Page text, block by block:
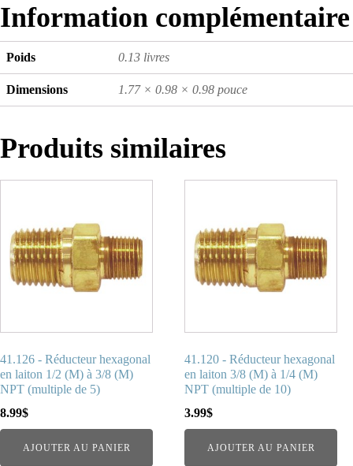
Information complémentaire
Poids 0.13 livres
Dimensions 1.77 × 0.98 × 0.98 pouce
Produits similaires
41.126 - Réducteur hexagonal
en laiton 1/2 (M) à 3/8 (M)
NPT (multiple de 5)
8.99$
AJOUTER AU PANIER
41.120 - Réducteur hexagonal
en laiton 3/8 (M) à 1/4 (M)
NPT (multiple de 10)
3.99$
AJOUTER AU PANIER